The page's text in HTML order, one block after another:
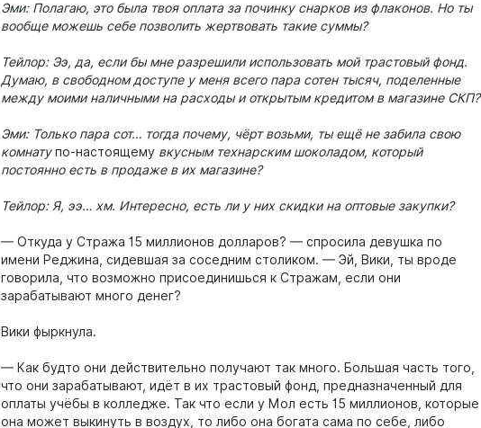
Эми: Полагаю, это была твоя оплата за починку снарков из флаконов. Но ты
вообще можешь себе позволить жертвовать такие суммы?
Тейлор: Ээ, да, если бы мне разрешили использовать мой трастовый фонд.
Думаю, в свободном доступе у меня всего пара сотен тысяч, поделенные
между моими наличными на расходы и открытым кредитом в магазине СКП?
Эми: Только пара сот… тогда почему, чёрт возьми, ты ещё не забила свою
комнатупо-настоящему вкусным технарским шоколадом, который
постоянно есть в продаже в их магазине?
Тейлор: Я, ээ… хм. Интересно, есть ли у них скидки на оптовые закупки?
— Откуда у Стража 15 миллионов долларов? — спросила девушка по
имени Реджина, сидевшая за соседним столиком. — Эй, Вики, ты вроде
говорила, что возможно присоединишься к Стражам, если они
зарабатывают много денег?
Вики фыркнула.
— Как будто они действительно получают так много. Большая часть того,
что они зарабатывают, идёт в их трастовый фонд, предназначенный для
оплаты учёбы в колледже. Так что если у Мол есть 15 миллионов, которые
она может выкинуть в воздух, то либо она богата сама по себе, либо